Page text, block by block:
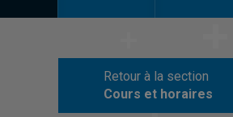
Retour à la section
Cours et horaires